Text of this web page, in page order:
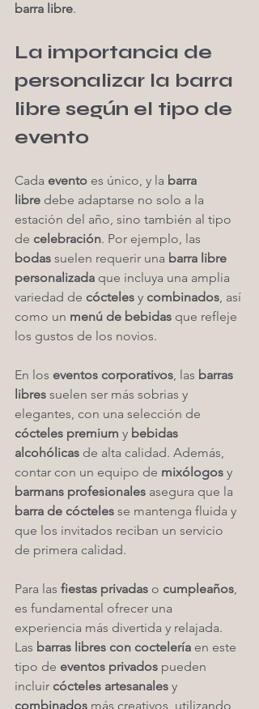
barra libre.
La importancia de
personalizar la barra
libre según el tipo de
evento
Cada evento es único, y la barra
libre debe adaptarse no solo a la
estación del año, sino también al tipo
de celebración. Por ejemplo, las
bodas suelen requerir una barra libre
personalizada que incluya una amplia
variedad de cócteles y combinados, así
como un menú de bebidas que refleje
los gustos de los novios.
En los eventos corporativos, las barras
libres suelen ser más sobrias y
elegantes, con una selección de
cócteles premium y bebidas
alcohólicas de alta calidad. Además,
contar con un equipo de mixólogos y
barmans profesionales asegura que la
barra de cócteles se mantenga fluida y
que los invitados reciban un servicio
de primera calidad.
Para las fiestas privadas o cumpleaños,
es fundamental ofrecer una
experiencia más divertida y relajada.
Las barras libres con coctelería en este
tipo de eventos privados pueden
incluir cócteles artesanales y
combinados más creativos, utilizando